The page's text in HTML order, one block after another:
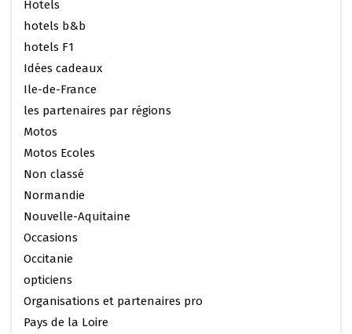
Hotels
hotels b&b
hotels F1
Idées cadeaux
Ile-de-France
les partenaires par régions
Motos
Motos Ecoles
Non classé
Normandie
Nouvelle-Aquitaine
Occasions
Occitanie
opticiens
Organisations et partenaires pro
Pays de la Loire